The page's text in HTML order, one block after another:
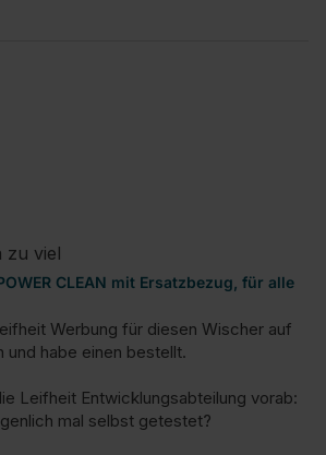
zu viel
CLEAN mit Ersatzbezug, für alle
Werbung für diesen Wischer auf
und habe einen bestellt.
Leifheit Entwicklungsabteilung vorab:
mal selbst getestet?